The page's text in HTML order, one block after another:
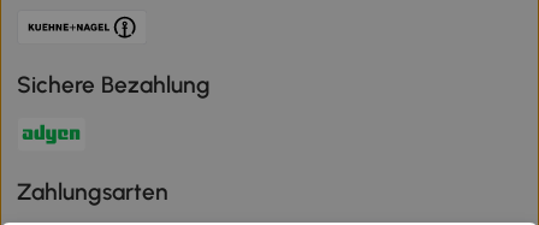
Sichere Bezahlung
Zahlungsarten